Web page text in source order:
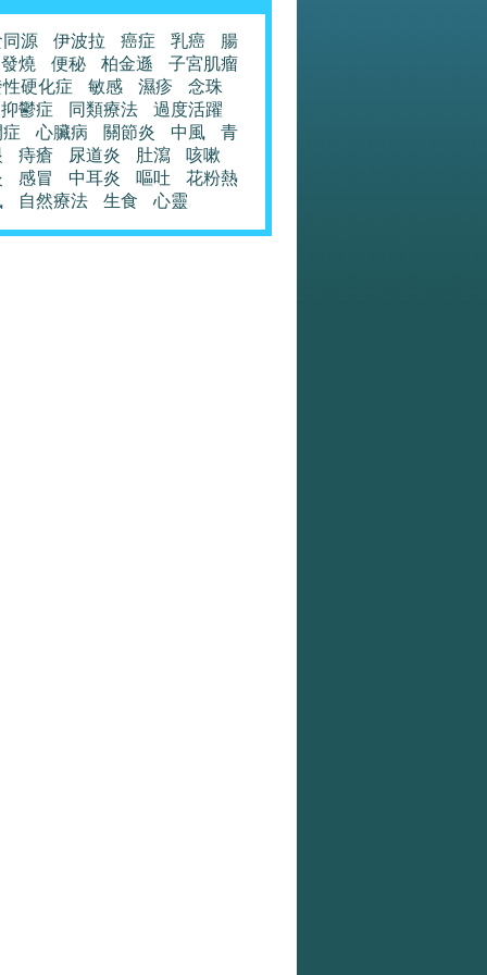
源 伊波拉 癌症 乳癌
腸
發燒
便秘 柏金遜
子宮肌瘤
硬化症
敏感 濕疹
念珠
抑鬱症
同類療法
過度活躍
心臟病 關節炎 中風
青
痔瘡 尿道炎 肚瀉
咳嗽
感冒 中耳炎 嘔吐
花粉熱
自然療法 生食 心靈